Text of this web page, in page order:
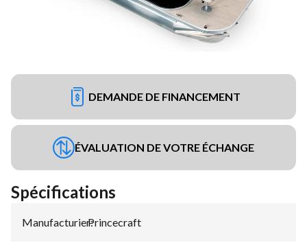
DEMANDE DE FINANCEMENT
ÉVALUATION DE VOTRE ÉCHANGE
Spécifications
Manufacturier:
Princecraft